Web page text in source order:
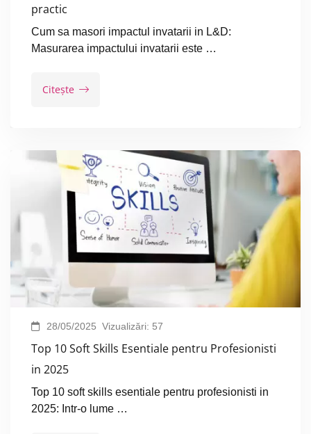
practic
Cum sa masori impactul invatarii in L&D:
Masurarea impactului invatarii este …
Citește
28/05/2025 Vizualizări: 57
Top 10 Soft Skills Esentiale pentru Profesionisti
in 2025
Top 10 soft skills esentiale pentru profesionisti in
2025: Intr-o lume …